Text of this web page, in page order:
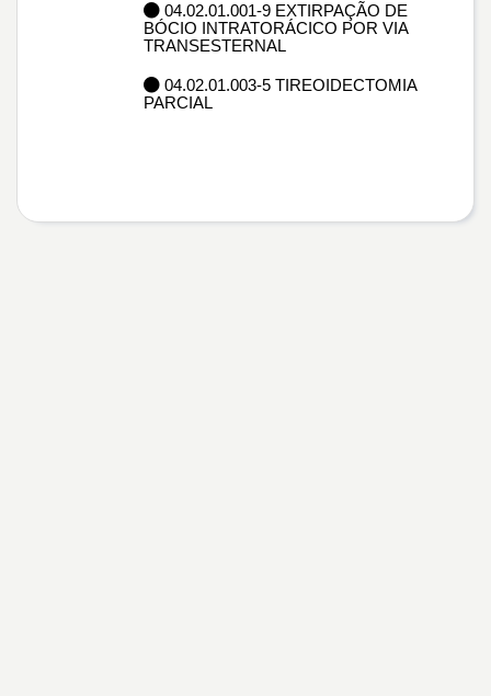
04.02.01.001-9 EXTIRPAÇÃO DE
BÓCIO INTRATORÁCICO POR VIA
TRANSESTERNAL
04.02.01.003-5 TIREOIDECTOMIA
PARCIAL